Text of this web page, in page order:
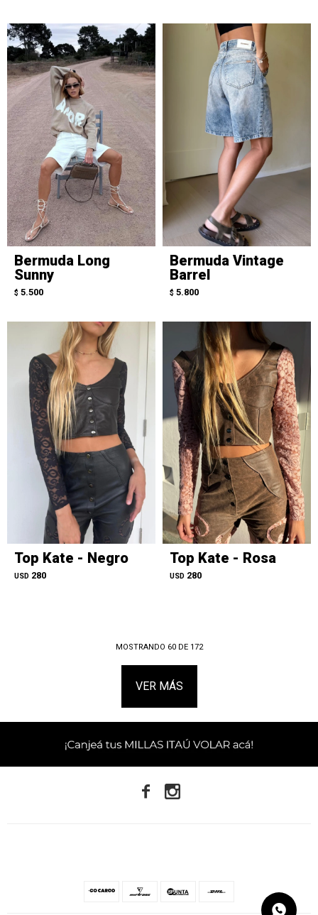
Bermuda Long
Sunny
$ 5.500
Bermuda Vintage
Barrel
$ 5.800
Top Kate - Negro
USD 280
Top Kate - Rosa
USD 280
MOSTRANDO 60DE 172
VER MÁS
 